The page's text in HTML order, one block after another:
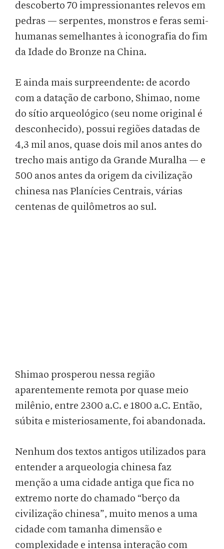
descoberto 70 impressionantes relevos em
pedras — serpentes, monstros e feras semi-
humanas semelhantes à iconografia do fim
da Idade do Bronze na China.
E ainda mais surpreendente: de acordo
com a datação de carbono, Shimao, nome
do sítio arqueológico (seu nome original é
desconhecido), possui regiões datadas de
4,3 mil anos, quase dois mil anos antes do
trecho mais antigo da Grande Muralha — e
500 anos antes da origem da civilização
chinesa nas Planícies Centrais, várias
centenas de quilômetros ao sul.
Shimao prosperou nessa região
aparentemente remota por quase meio
milênio, entre 2300 a.C. e 1800 a.C. Então,
súbita e misteriosamente, foi abandonada.
Nenhum dos textos antigos utilizados para
entender a arqueologia chinesa faz
menção a uma cidade antiga que fica no
extremo norte do chamado “berço da
civilização chinesa”, muito menos a uma
cidade com tamanha dimensão e
complexidade e intensa interação com